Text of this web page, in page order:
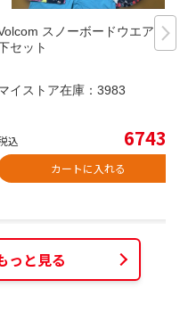
スノーボードウエア 上
セット
イストア在庫： 3983
込 6743
カートに入れる
っと見る